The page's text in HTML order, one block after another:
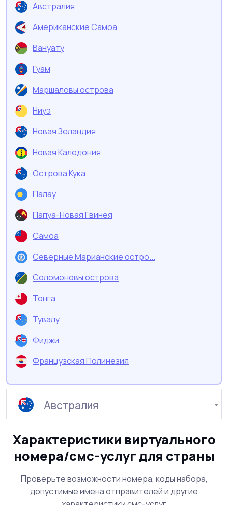
Австралия
Американские Самоа
Вануату
Гуам
Маршаловы острова
Ниуэ
Новая Зеландия
Новая Каледония
Острова Кука
Палау
Папуа-Новая Гвинея
Самоа
Северные Марианские остро...
Соломоновы острова
Тонга
Тувалу
Фиджи
Французская Полинезия
Австралия
Характеристики виртуального
номера/смс-услуг для страны
Проверьте возможности номера, коды набора,
допустимые имена отправителей и другие